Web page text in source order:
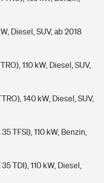
Diesel, SUV, ab 2018
110 kW, Diesel, SUV,
140 kW, Diesel, SUV,
TFSI), 110 kW, Benzin,
TDI), 110 kW, Diesel,